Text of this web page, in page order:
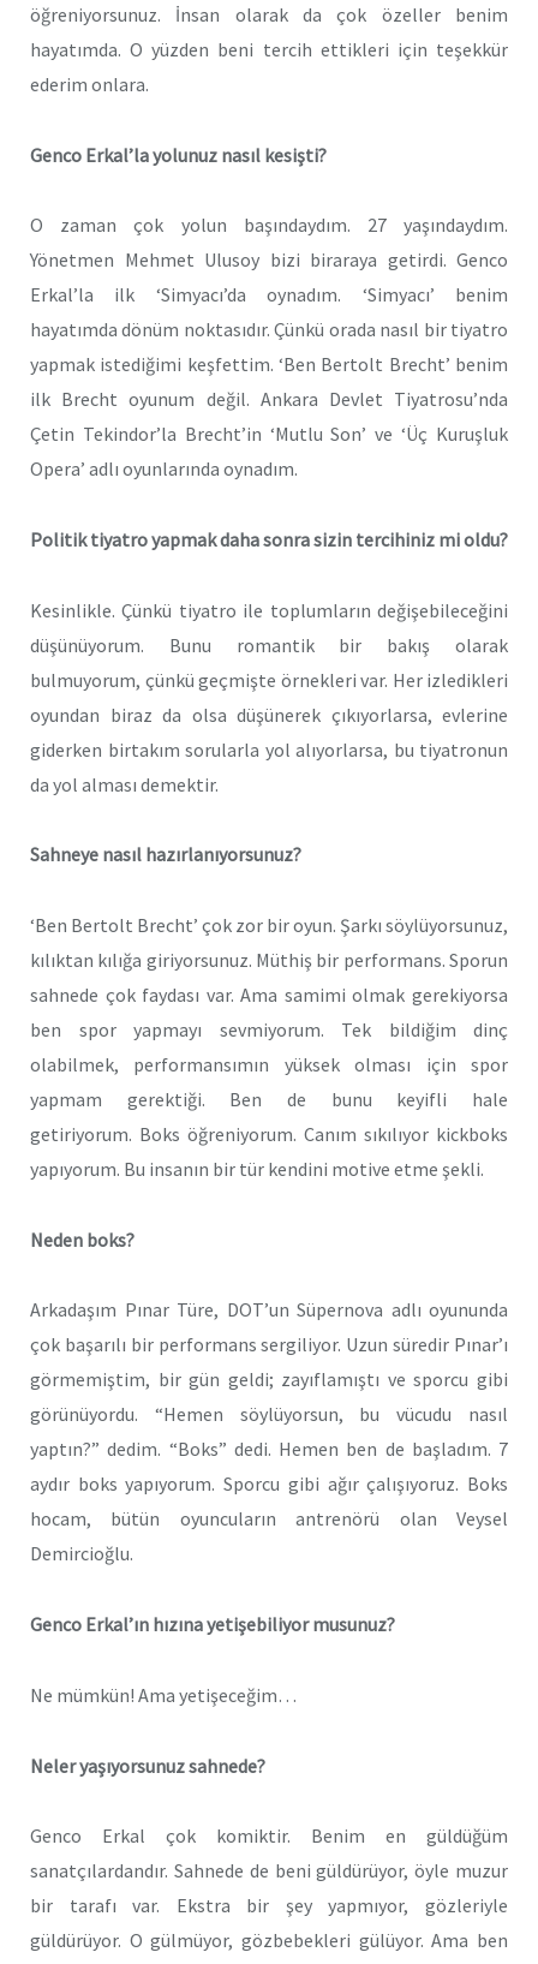
öğreniyorsunuz. İnsan olarak da çok özeller benim
hayatımda. O yüzden beni tercih ettikleri için teşekkür
ederim onlara.
Genco Erkal’la yolunuz nasıl kesişti?
O zaman çok yolun başındaydım. 27 yaşındaydım.
Yönetmen Mehmet Ulusoy bizi biraraya getirdi. Genco
Erkal’la ilk ‘Simyacı’da oynadım. ‘Simyacı’ benim
hayatımda dönüm noktasıdır. Çünkü orada nasıl bir tiyatro
yapmak istediğimi keşfettim. ‘Ben Bertolt Brecht’ benim
ilk Brecht oyunum değil. Ankara Devlet Tiyatrosu’nda
Çetin Tekindor’la Brecht’in ‘Mutlu Son’ ve ‘Üç Kuruşluk
Opera’ adlı oyunlarında oynadım.
Politik tiyatro yapmak daha sonra sizin tercihiniz mi oldu?
Kesinlikle. Çünkü tiyatro ile toplumların değişebileceğini
düşünüyorum. Bunu romantik bir bakış olarak
bulmuyorum, çünkü geçmişte örnekleri var. Her izledikleri
oyundan biraz da olsa düşünerek çıkıyorlarsa, evlerine
giderken birtakım sorularla yol alıyorlarsa, bu tiyatronun
da yol alması demektir.
Sahneye nasıl hazırlanıyorsunuz?
‘Ben Bertolt Brecht’ çok zor bir oyun. Şarkı söylüyorsunuz,
kılıktan kılığa giriyorsunuz. Müthiş bir performans. Sporun
sahnede çok faydası var. Ama samimi olmak gerekiyorsa
ben spor yapmayı sevmiyorum. Tek bildiğim dinç
olabilmek, performansımın yüksek olması için spor
yapmam gerektiği. Ben de bunu keyifli hale
getiriyorum. Boks öğreniyorum. Canım sıkılıyor kickboks
yapıyorum. Bu insanın bir tür kendini motive etme şekli.
Neden boks?
Arkadaşım Pınar Türe, DOT’un Süpernova adlı oyununda
çok başarılı bir performans sergiliyor. Uzun süredir Pınar’ı
görmemiştim, bir gün geldi; zayıflamıştı ve sporcu gibi
görünüyordu. “Hemen söylüyorsun, bu vücudu nasıl
yaptın?” dedim. “Boks” dedi. Hemen ben de başladım. 7
aydır boks yapıyorum. Sporcu gibi ağır çalışıyoruz. Boks
hocam, bütün oyuncuların antrenörü olan Veysel
Demircioğlu.
Genco Erkal’ın hızına yetişebiliyor musunuz?
Ne mümkün! Ama yetişeceğim…
Neler yaşıyorsunuz sahnede?
Genco Erkal çok komiktir. Benim en güldüğüm
sanatçılardandır. Sahnede de beni güldürüyor, öyle muzur
bir tarafı var. Ekstra bir şey yapmıyor, gözleriyle
güldürüyor. O gülmüyor, gözbebekleri gülüyor. Ama ben